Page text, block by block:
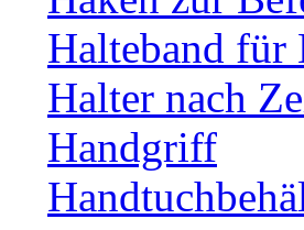
Halteband für
Halter nach
Handgriff